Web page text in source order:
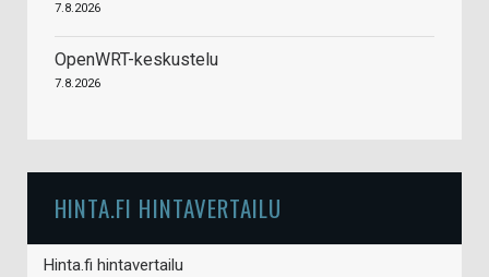
7.8.2026
OpenWRT-keskustelu
7.8.2026
HINTA.FI HINTAVERTAILU
Hinta.fi hintavertailu